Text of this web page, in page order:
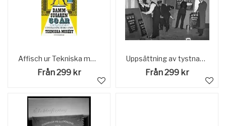
Affisch ur Tekniska museets samlingar. Reklam för utställningen "Dammsugaren 50 år" på Tekniska museet.
Från 299 kr
Uppsättning av tystnadspliktsaffischer Text på affisch "Allvarstid Kräver, Samhällsanda, Vaksamhet, Tystnad" Januari 1940
Från 299 kr